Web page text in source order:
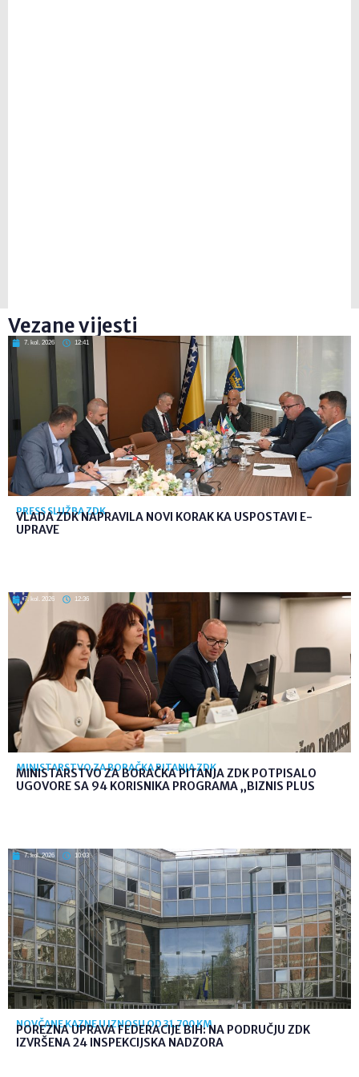
Vezane vijesti
7. kol. 2026 12:41
PRESS SLUŽBA ZDK
VLADA ZDK NAPRAVILA NOVI KORAK KA USPOSTAVI E-
UPRAVE
7. kol. 2026 12:36
MINISTARSTVO ZA BORAČKA PITANJA ZDK
MINISTARSTVO ZA BORAČKA PITANJA ZDK POTPISALO
UGOVORE SA 94 KORISNIKA PROGRAMA „BIZNIS PLUS
7. kol. 2026 10:03
NOVČANE KAZNE U IZNOSU OD 31.700 KM
POREZNA UPRAVA FEDERACIJE BIH: NA PODRUČJU ZDK
IZVRŠENA 24 INSPEKCIJSKA NADZORA